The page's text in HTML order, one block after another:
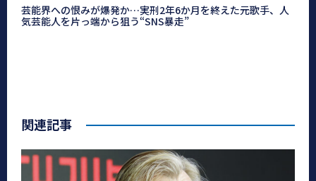
芸能界への恨みが爆発か…実刑2年6か月を終えた元歌手、人
気芸能人を片っ端から狙う“SNS暴走”
関連記事